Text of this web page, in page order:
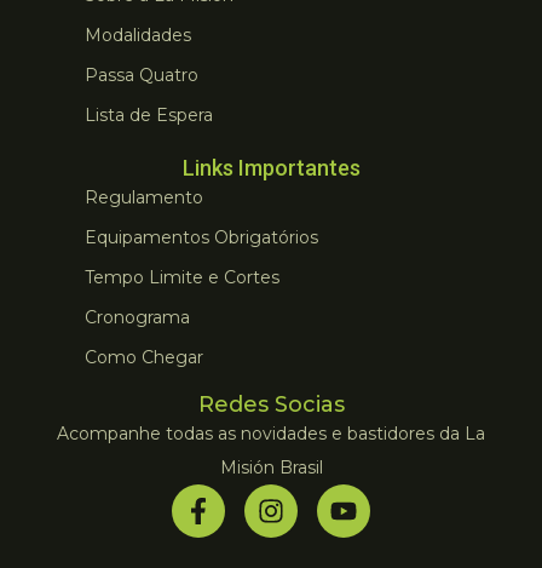
Modalidades
Passa Quatro
Lista de Espera
Links Importantes
Regulamento
Equipamentos Obrigatórios
Tempo Limite e Cortes
Cronograma
Como Chegar
Redes Socias
Acompanhe todas as novidades e bastidores da La
Misión Brasil